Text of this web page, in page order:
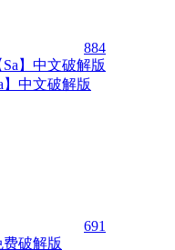
884
】中文破解版
691